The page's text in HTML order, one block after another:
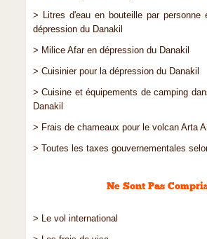
> Litres d'eau en bouteille par personne
dépression du Danakil
> Milice Afar en dépression du Danakil
> Cuisinier pour la dépression du Danakil
> Cuisine et équipements de camping
Danakil
> Frais de chameaux pour le volcan Arta
> Toutes les taxes gouvernementales
Ne Sont Pas
> Le vol international